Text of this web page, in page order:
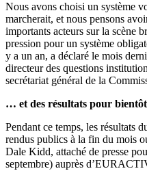
Nous avons choisi un système
marcherait, et nous pensons
importants acteurs sur la scène
pression pour un système
y a un an, a déclaré le mois
directeur des questions
secrétariat général de la
… et des résultats pour bientôt
Pendant ce temps, les résultats
rendus publics à la fin du mois
Dale Kidd, attaché de presse
septembre) auprès